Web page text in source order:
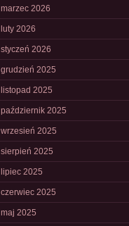
marzec 2026
luty 2026
styczeń 2026
grudzień 2025
listopad 2025
październik 2025
wrzesień 2025
sierpień 2025
lipiec 2025
czerwiec 2025
maj 2025